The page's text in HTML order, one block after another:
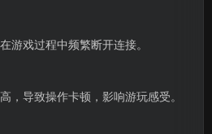
游戏过程中频繁断开连接。
，导致操作卡顿，影响游玩感受。